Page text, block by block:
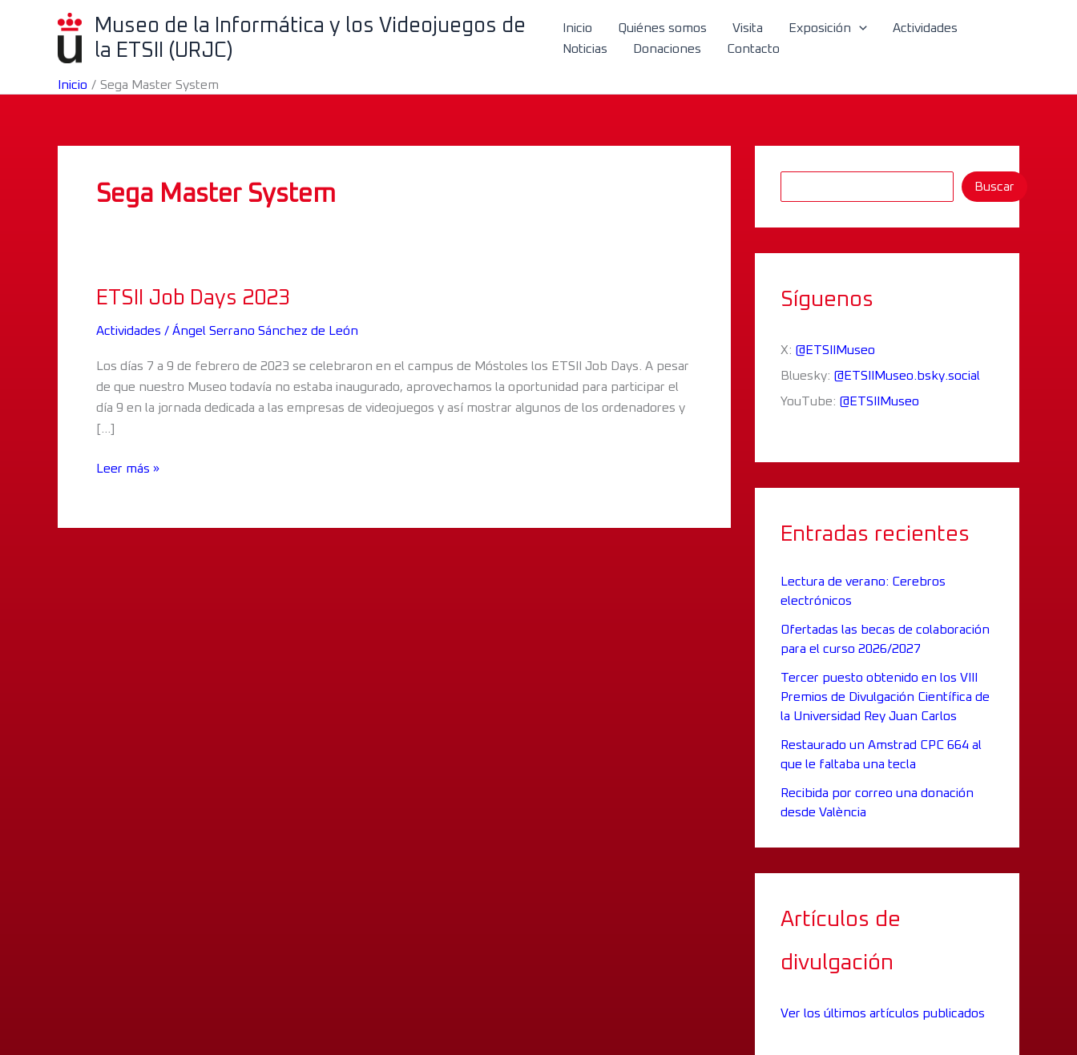
Museo de la Informática y los Videojuegos de
la ETSII (URJC)
Inicio Quiénes somos Visita Exposición
Actividades
Noticias
Donaciones Contacto
Inicio Sega Master System
Sega Master System
ETSII Job Days 2023
Actividades / Ángel Serrano Sánchez de León
Los días 7 a 9 de febrero de 2023 se celebraron en el campus de Móstoles los ETSII Job Days. A pesar
de que nuestro Museo todavía no estaba inaugurado, aprovechamos la oportunidad para participar el
día 9 en la jornada dedicada a las empresas de videojuegos y así mostrar algunos de los ordenadores y
[…]
ETSII
Days
Leer más »
Buscar
Síguenos
X: @ETSIIMuseo
Bluesky: @ETSIIMuseo.bsky.social
YouTube: @ETSIIMuseo
Entradas recientes
Lectura de verano: Cerebros
electrónicos
Ofertadas las becas de colaboración
para el curso 2026/2027
Tercer puesto obtenido en los VIII
Premios de Divulgación Científica de
la Universidad Rey Juan Carlos
Restaurado un Amstrad CPC 664 al
que le faltaba una tecla
Recibida por correo una donación
desde València
Artículos de
divulgación
Ver los últimos artículos publicados